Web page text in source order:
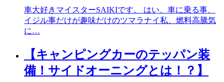
車大好きマイスターSAIKIです。 はい、車に乗る事、
イジル事だけが趣味だけのツマラナイ私、燃料高騰気
に…
【キャンピングカーのテッパン装
備！サイドオーニングとは！？】